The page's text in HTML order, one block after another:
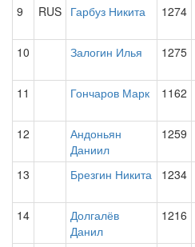
9 RUS Гарбуз Никита 1274
10 Залогин Илья 1275
11 Гончаров Марк 1162
12
Андоньян
Даниил
1259
13 Брезгин Никита 1234
14
Долгалёв
Данил
1216